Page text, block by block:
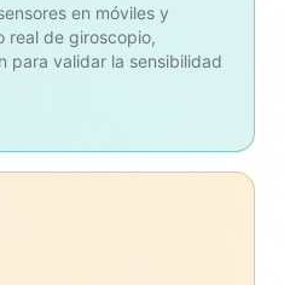
en móviles y
real de giroscopio,
para validar la sensibilidad